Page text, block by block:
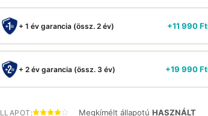
+ 1 év garancia (össz. 2 év) +11 990Ft
+ 2 év garancia (össz. 3 év) +19 990Ft
Megkímélt állapotú HASZNÁLT